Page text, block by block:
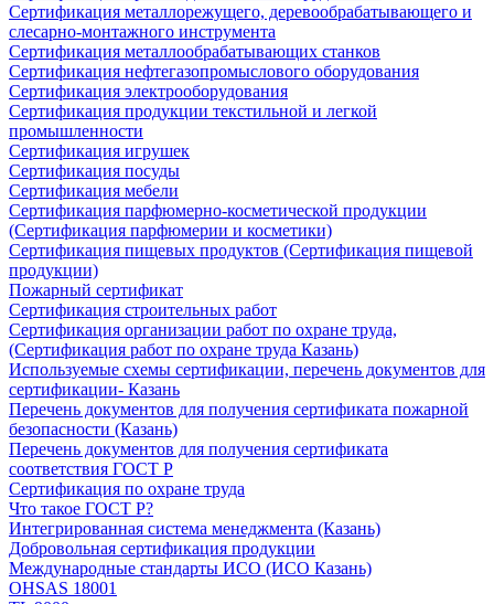
Сертификация металлорежущего, деревообрабатывающего и
слесарно-монтажного инструмента
Сертификация металлообрабатывающих станков
Сертификация нефтегазопромыслового оборудования
Сертификация электрооборудования
Сертификация продукции текстильной и легкой
промышленности
Сертификация игрушек
Сертификация посуды
Сертификация мебели
Сертификация парфюмерно-косметической продукции
(Сертификация парфюмерии и косметики)
Сертификация пищевых продуктов (Сертификация пищевой
продукции)
Пожарный сертификат
Сертификация строительных работ
Сертификация организации работ по охране труда,
(Сертификация работ по охране труда Казань)
Используемые схемы сертификации, перечень документов для
сертификации- Казань
Перечень документов для получения сертификата пожарной
безопасности (Казань)
Перечень документов для получения сертификата
соответствия ГОСТ Р
Сертификация по охране труда
Что такое ГОСТ Р?
Интегрированная система менеджмента (Казань)
Добровольная сертификация продукции
Международные стандарты ИСО (ИСО Казань)
OHSAS 18001